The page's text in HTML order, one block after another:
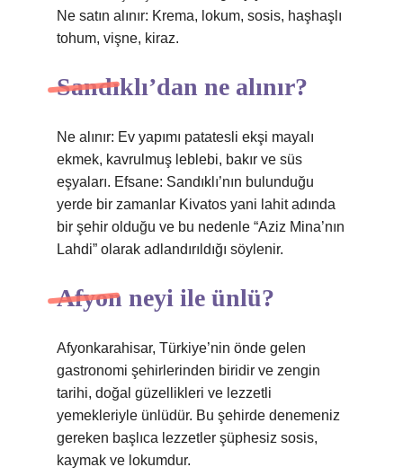
Ne satın alınır: Krema, lokum, sosis, haşhaşlı
tohum, vişne, kiraz.
Sandıklı’dan ne alınır?
Ne alınır: Ev yapımı patatesli ekşi mayalı
ekmek, kavrulmuş leblebi, bakır ve süs
eşyaları. Efsane: Sandıklı’nın bulunduğu
yerde bir zamanlar Kivatos yani lahit adında
bir şehir olduğu ve bu nedenle “Aziz Mina’nın
Lahdi” olarak adlandırıldığı söylenir.
Afyon neyi ile ünlü?
Afyonkarahisar, Türkiye’nin önde gelen
gastronomi şehirlerinden biridir ve zengin
tarihi, doğal güzellikleri ve lezzetli
yemekleriyle ünlüdür. Bu şehirde denemeniz
gereken başlıca lezzetler şüphesiz sosis,
kaymak ve lokumdur.